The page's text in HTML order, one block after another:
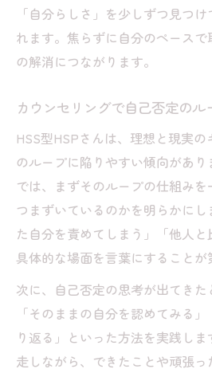
カウンセリングで矛盾
技術を学ぶ
整理する方法
矛盾する思いに寄り添
プロセス
カウンセリングで自己
体験する
HSS型HSPの気持ちを
グの流れ
ありのままの自分を受け入
リング活用法
カウンセリングで自己
出す方法
「自分らしさ」を少しずつ見つ
れます。焦らずに自分のペース
の解消につながります。
カウンセリングで自己否定のル
HSS型HSPさんは、理想と現実
のループに陥りやすい傾向があ
では、まずそのループの仕組み
つまずいているのかを明らかに
た自分を責めてしまう」「他人と
具体的な場面を言葉にすることが
次に、自己否定の思考が出てきた
「そのままの自分を認めてみる
り返る」といった方法を実践し
走しながら、できたことや頑張